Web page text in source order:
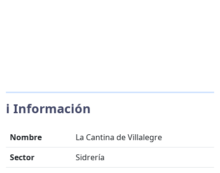
ℹ️ Información
Nombre
La Cantina de Villalegre
Sector
Sidrería